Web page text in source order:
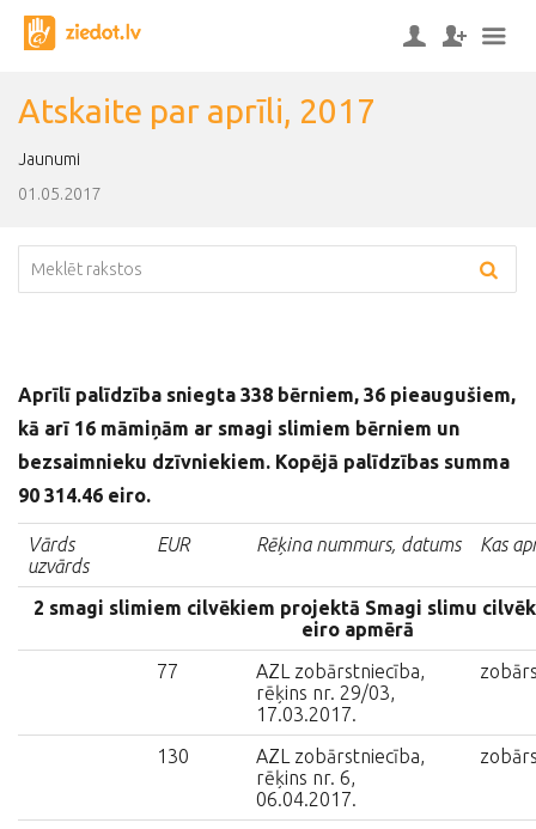
Atskaite par aprīli, 2017
Jaunumi
01.05.2017
Aprīlī palīdzība sniegta 338 bērniem, 36 pieaugušiem,
kā arī 16 māmiņām ar smagi slimiem bērniem un
bezsaimnieku dzīvniekiem. Kopējā palīdzības summa
90 314.46 eiro.
Vārds
uzvārds
EUR Rēķina nummurs, datums Kas
2 smagi slimiem cilvēkiem projektā Smagi slimu
eiro apmērā
77
AZL zobārstniecība,
rēķins nr. 29/03,
17.03.2017.
130
AZL zobārstniecība,
rēķins nr. 6,
06.04.2017.